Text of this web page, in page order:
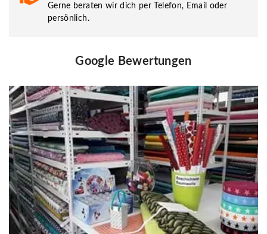
Gerne beraten wir dich per Telefon, Email oder
persönlich.
Google Bewertungen